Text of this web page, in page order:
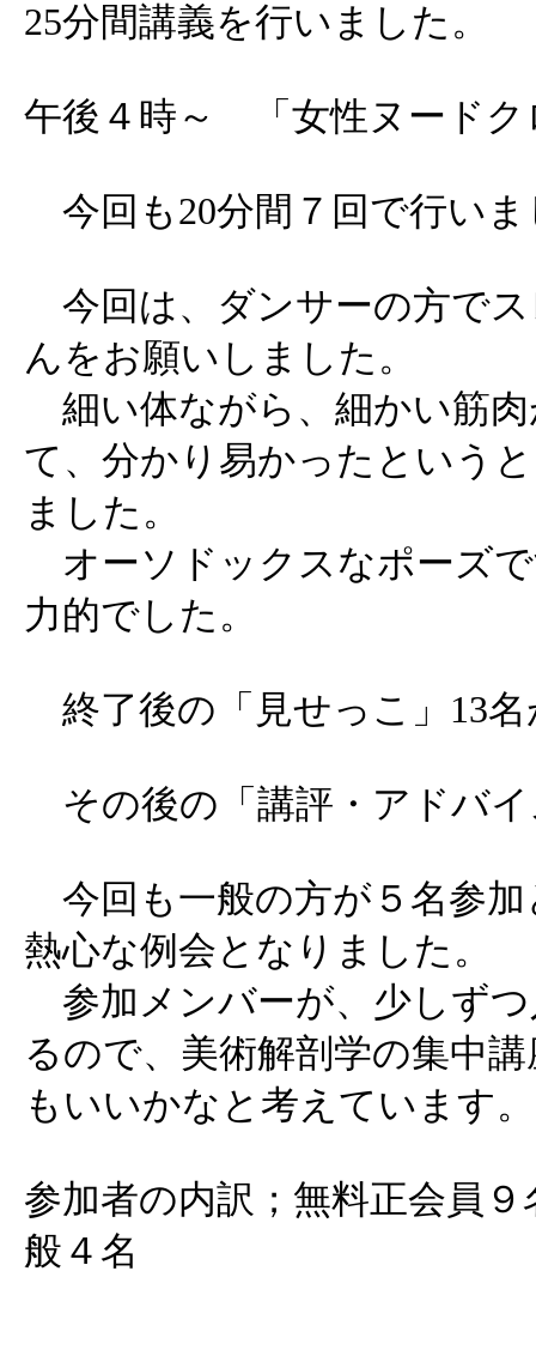
25分間講義を行いました。
午後４時～ 「女性ヌードク
今回も20分間７回で行いま
今回は、ダンサーの方で
んをお願いしました。
細い体ながら、細かい筋
て、分かり易かったという
ました。
オーソドックスなポーズ
力的でした。
終了後の「見せっこ」13名
その後の「講評・アドバ
今回も一般の方が５名参
熱心な例会となりました。
参加メンバーが、少しず
るので、美術解剖学の集中
もいいかなと考えています。
参加者の内訳；無料正会員
般４名